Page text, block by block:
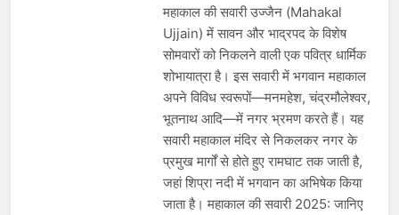
महाकाल की सवारी उज्जैन (Mahakal
Ujjain) में सावन और भाद्रपद के विशेष
सोमवारों को निकलने वाली एक पवित्र धार्मिक
शोभायात्रा है। इस सवारी में भगवान महाकाल
अपने विविध स्वरूपों—मनमहेश, चंद्रमौलेश्वर,
भूतनाथ आदि—में नगर भ्रमण करते हैं। यह
सवारी महाकाल मंदिर से निकलकर नगर के
प्रमुख मार्गों से होते हुए रामघाट तक जाती है,
जहां शिप्रा नदी में भगवान का अभिषेक किया
जाता है। महाकाल की सवारी 2025: जानिए